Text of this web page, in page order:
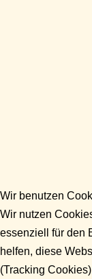
Wir benutzen
Wir nutzen
essenziell für den
helfen, diese
(Tracking